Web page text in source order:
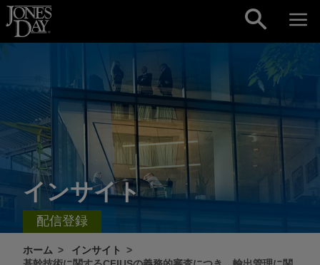
Skip to content
インサイト
配信登録
ホーム
インサイト